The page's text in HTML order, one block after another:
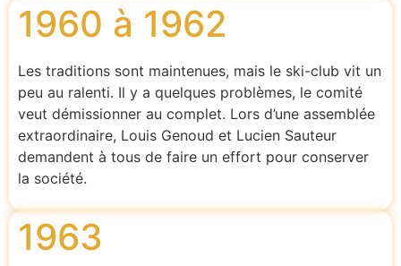
1960 à 1962
Les traditions sont maintenues, mais le ski-club vit un
peu au ralenti. Il y a quelques problèmes, le comité
veut démissionner au complet. Lors d’une assemblée
extraordinaire, Louis Genoud et Lucien Sauteur
demandent à tous de faire un effort pour conserver
la société.
1963